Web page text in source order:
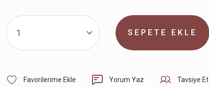
SEPETE EKLE
Yorum Yaz Tavsiye Et